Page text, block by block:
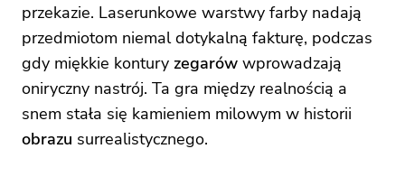
przekazie. Laserunkowe warstwy farby nadają
przedmiotom niemal dotykalną fakturę, podczas
gdy miękkie kontury zegarów wprowadzają
oniryczny nastrój. Ta gra między realnością a
snem stała się kamieniem milowym w historii
obrazu surrealistycznego.